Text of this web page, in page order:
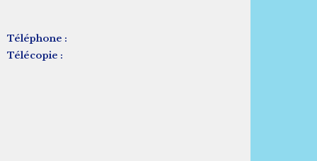
Téléphone :
Télécopie :